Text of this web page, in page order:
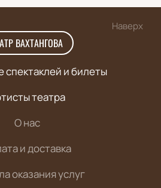
Наверх
ВАХТАНГОВА
спектаклей и билеты
театра
О нас
и доставка
оказания услуг